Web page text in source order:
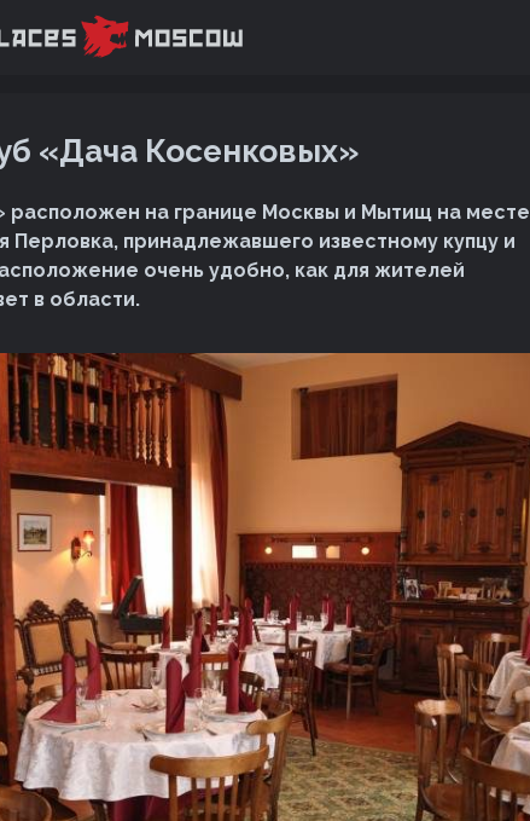
«Дача Косенковых»
расположен на границе Москвы и Мытищ на месте
Перловка, принадлежавшего известному купцу и
очень удобно, как для жителей
в области.